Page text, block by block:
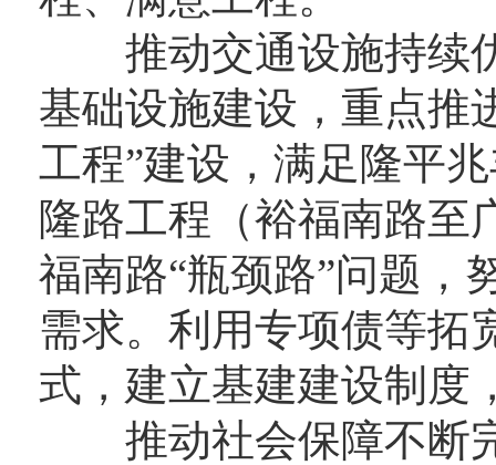
推动交通设施持续优
基础设施建设，重点推
工程”建设，满足隆平
隆路工程（裕福南路至
福南路“瓶颈路”问题，
需求。利用专项债等拓
式，建立基建建设制度
推动社会保障不断完